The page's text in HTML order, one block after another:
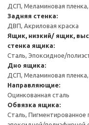
ДСП, Меламиновая
Задняя стенка:
ДВП, Акриловая краска
Ящик, низкий/ ящик,
стенка ящика:
Сталь, Эпоксидное/
Дно ящика:
ДСП, Меламиновая
Направляющие:
Оцинкованная сталь
Обвязка ящика:
Сталь,